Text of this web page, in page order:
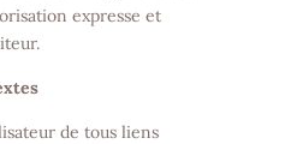
expresse et
de tous liens